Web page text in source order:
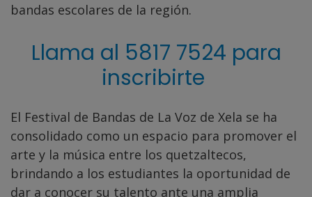
bandas escolares de la región.
Llama al 5817 7524 para
inscribirte
El Festival de Bandas de La Voz de Xela se ha
consolidado como un espacio para promover el
arte y la música entre los quetzaltecos,
brindando a los estudiantes la oportunidad de
dar a conocer su talento ante una amplia